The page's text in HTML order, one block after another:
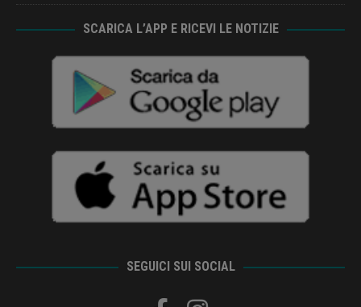
SCARICA L’APP E RICEVI LE NOTIZIE
SEGUICI SUI SOCIAL